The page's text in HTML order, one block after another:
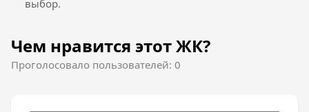
мeтaллоплacтиковым оcтeклeниeм и входной
двeрью.
выбор.
Чем нравится этот ЖК?
Проголосовало пользователей: 0